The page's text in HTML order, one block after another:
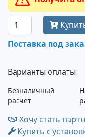
Поставка под
Варианты оплаты
Безналичный
расчет
Хочу стать
Купить с